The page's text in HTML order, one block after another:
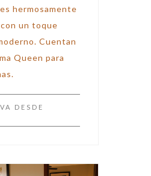
hermosamente
un toque
Cuentan
Queen para
DESDE